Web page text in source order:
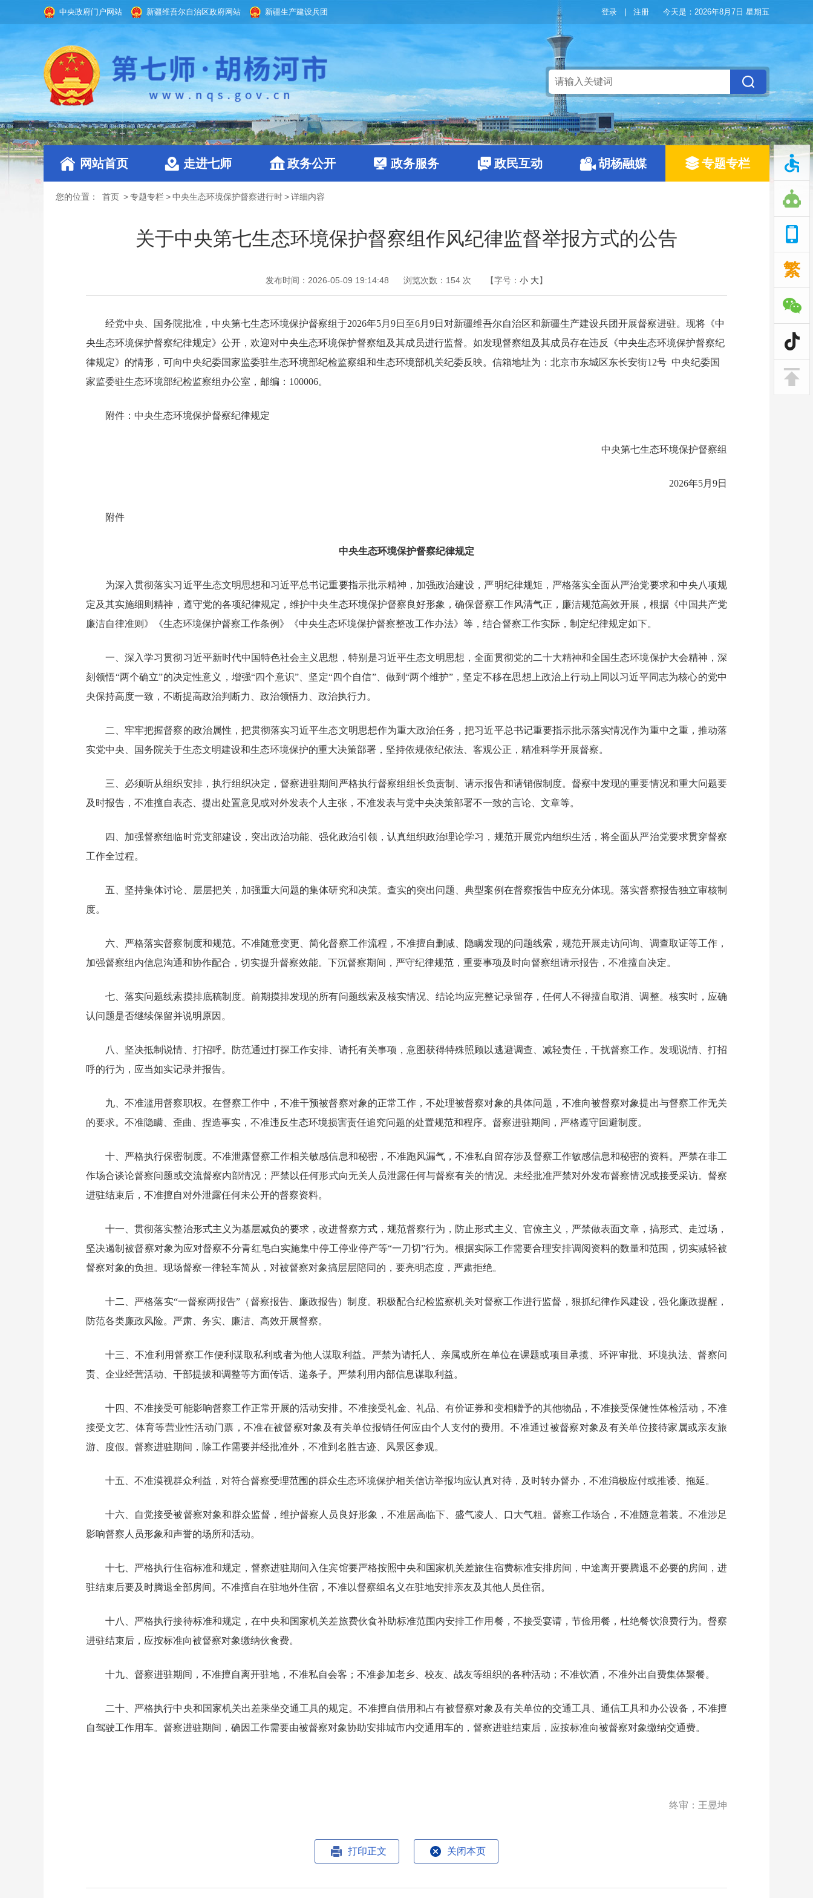
中央政府门户网站 新疆维吾尔自治区政府网站 新疆生产建设兵团 登录 注册 今天是： 2026年8月7日 星期五
网站首页 走进七师 政务公开 政务服务 政民互动 胡杨融媒 专题专栏
您的位置： 首页 >专题专栏>中央生态环境保护督察进行时>详细内容
关于中央第七生态环境保护督察组作风纪律监督举报方式的公告
发布时间：2026-05-09 19:14:48 浏览次数： 154 次 【字号： 小 大】
经党中央、国务院批准，中央第七生态环境保护督察组于2026年5月9日至6月9日对新疆维吾尔自治区和新疆生产建设兵团开展督察进驻。现将《中
央生态环境保护督察纪律规定》公开，欢迎对中央生态环境保护督察组及其成员进行监督。如发现督察组及其成员存在违反《中央生态环境保护督察纪
律规定》的情形，可向中央纪委国家监委驻生态环境部纪检监察组和生态环境部机关纪委反映。信箱地址为：北京市东城区东长安街12号 中央纪委国
家监委驻生态环境部纪检监察组办公室，邮编：100006。
附件：中央生态环境保护督察纪律规定
中央第七生态环境保护督察组
2026年5月9日
附件
中央生态环境保护督察纪律规定
为深入贯彻落实习近平生态文明思想和习近平总书记重要指示批示精神，加强政治建设，严明纪律规矩，严格落实全面从严治党要求和中央八项规
定及其实施细则精神，遵守党的各项纪律规定，维护中央生态环境保护督察良好形象，确保督察工作风清气正，廉洁规范高效开展，根据《中国共产党
廉洁自律准则》《生态环境保护督察工作条例》《中央生态环境保护督察整改工作办法》等，结合督察工作实际，制定纪律规定如下。
一、深入学习贯彻习近平新时代中国特色社会主义思想，特别是习近平生态文明思想，全面贯彻党的二十大精神和全国生态环境保护大会精神，深
刻领悟“两个确立”的决定性意义，增强“四个意识”、坚定“四个自信”、做到“两个维护”，坚定不移在思想上政治上行动上同以习近平同志为核心的党中
央保持高度一致，不断提高政治判断力、政治领悟力、政治执行力。
二、牢牢把握督察的政治属性，把贯彻落实习近平生态文明思想作为重大政治任务，把习近平总书记重要指示批示落实情况作为重中之重，推动落
实党中央、国务院关于生态文明建设和生态环境保护的重大决策部署，坚持依规依纪依法、客观公正，精准科学开展督察。
三、必须听从组织安排，执行组织决定，督察进驻期间严格执行督察组组长负责制、请示报告和请销假制度。督察中发现的重要情况和重大问题要
及时报告，不准擅自表态、提出处置意见或对外发表个人主张，不准发表与党中央决策部署不一致的言论、文章等。
四、加强督察组临时党支部建设，突出政治功能、强化政治引领，认真组织政治理论学习，规范开展党内组织生活，将全面从严治党要求贯穿督察
工作全过程。
五、坚持集体讨论、层层把关，加强重大问题的集体研究和决策。查实的突出问题、典型案例在督察报告中应充分体现。落实督察报告独立审核制
度。
六、严格落实督察制度和规范。不准随意变更、简化督察工作流程，不准擅自删减、隐瞒发现的问题线索，规范开展走访问询、调查取证等工作，
加强督察组内信息沟通和协作配合，切实提升督察效能。下沉督察期间，严守纪律规范，重要事项及时向督察组请示报告，不准擅自决定。
七、落实问题线索摸排底稿制度。前期摸排发现的所有问题线索及核实情况、结论均应完整记录留存，任何人不得擅自取消、调整。核实时，应确
认问题是否继续保留并说明原因。
八、坚决抵制说情、打招呼。防范通过打探工作安排、请托有关事项，意图获得特殊照顾以逃避调查、减轻责任，干扰督察工作。发现说情、打招
呼的行为，应当如实记录并报告。
九、不准滥用督察职权。在督察工作中，不准干预被督察对象的正常工作，不处理被督察对象的具体问题，不准向被督察对象提出与督察工作无关
的要求。不准隐瞒、歪曲、捏造事实，不准违反生态环境损害责任追究问题的处置规范和程序。督察进驻期间，严格遵守回避制度。
十、严格执行保密制度。不准泄露督察工作相关敏感信息和秘密，不准跑风漏气，不准私自留存涉及督察工作敏感信息和秘密的资料。严禁在非工
作场合谈论督察问题或交流督察内部情况；严禁以任何形式向无关人员泄露任何与督察有关的情况。未经批准严禁对外发布督察情况或接受采访。督察
进驻结束后，不准擅自对外泄露任何未公开的督察资料。
十一、贯彻落实整治形式主义为基层减负的要求，改进督察方式，规范督察行为，防止形式主义、官僚主义，严禁做表面文章，搞形式、走过场，
坚决遏制被督察对象为应对督察不分青红皂白实施集中停工停业停产等“一刀切”行为。根据实际工作需要合理安排调阅资料的数量和范围，切实减轻被
督察对象的负担。现场督察一律轻车简从，对被督察对象搞层层陪同的，要亮明态度，严肃拒绝。
十二、严格落实“一督察两报告”（督察报告、廉政报告）制度。积极配合纪检监察机关对督察工作进行监督，狠抓纪律作风建设，强化廉政提醒，
防范各类廉政风险。严肃、务实、廉洁、高效开展督察。
十三、不准利用督察工作便利谋取私利或者为他人谋取利益。严禁为请托人、亲属或所在单位在课题或项目承揽、环评审批、环境执法、督察问
责、企业经营活动、干部提拔和调整等方面传话、递条子。严禁利用内部信息谋取利益。
十四、不准接受可能影响督察工作正常开展的活动安排。不准接受礼金、礼品、有价证券和变相赠予的其他物品，不准接受保健性体检活动，不准
接受文艺、体育等营业性活动门票，不准在被督察对象及有关单位报销任何应由个人支付的费用。不准通过被督察对象及有关单位接待家属或亲友旅
游、度假。督察进驻期间，除工作需要并经批准外，不准到名胜古迹、风景区参观。
十五、不准漠视群众利益，对符合督察受理范围的群众生态环境保护相关信访举报均应认真对待，及时转办督办，不准消极应付或推诿、拖延。
十六、自觉接受被督察对象和群众监督，维护督察人员良好形象，不准居高临下、盛气凌人、口大气粗。督察工作场合，不准随意着装。不准涉足
影响督察人员形象和声誉的场所和活动。
十七、严格执行住宿标准和规定，督察进驻期间入住宾馆要严格按照中央和国家机关差旅住宿费标准安排房间，中途离开要腾退不必要的房间，进
驻结束后要及时腾退全部房间。不准擅自在驻地外住宿，不准以督察组名义在驻地安排亲友及其他人员住宿。
十八、严格执行接待标准和规定，在中央和国家机关差旅费伙食补助标准范围内安排工作用餐，不接受宴请，节俭用餐，杜绝餐饮浪费行为。督察
进驻结束后，应按标准向被督察对象缴纳伙食费。
十九、督察进驻期间，不准擅自离开驻地，不准私自会客；不准参加老乡、校友、战友等组织的各种活动；不准饮酒，不准外出自费集体聚餐。
二十、严格执行中央和国家机关出差乘坐交通工具的规定。不准擅自借用和占有被督察对象及有关单位的交通工具、通信工具和办公设备，不准擅
自驾驶工作用车。督察进驻期间，确因工作需要由被督察对象协助安排城市内交通用车的，督察进驻结束后，应按标准向被督察对象缴纳交通费。
终审：王昱坤
打印正文 关闭本页
繁